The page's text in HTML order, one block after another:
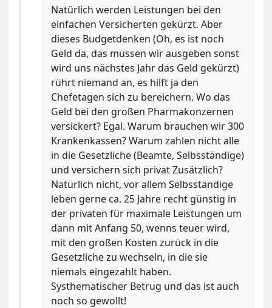
Natürlich werden Leistungen bei den
einfachen Versicherten gekürzt. Aber
dieses Budgetdenken (Oh, es ist noch
Geld da, das müssen wir ausgeben sonst
wird uns nächstes Jahr das Geld gekürzt)
rührt niemand an, es hilft ja den
Chefetagen sich zu bereichern. Wo das
Geld bei den großen Pharmakonzernen
versickert? Egal. Warum brauchen wir 300
Krankenkassen? Warum zahlen nicht alle
in die Gesetzliche (Beamte, Selbsständige)
und versichern sich privat Zusätzlich?
Natürlich nicht, vor allem Selbsständige
leben gerne ca. 25 Jahre recht günstig in
der privaten für maximale Leistungen um
dann mit Anfang 50, wenns teuer wird,
mit den großen Kosten zurück in die
Gesetzliche zu wechseln, in die sie
niemals eingezahlt haben.
Systhematischer Betrug und das ist auch
noch so gewollt!